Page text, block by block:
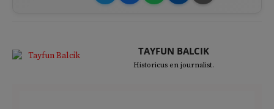
TAYFUN BALCIK
Historicus en journalist.